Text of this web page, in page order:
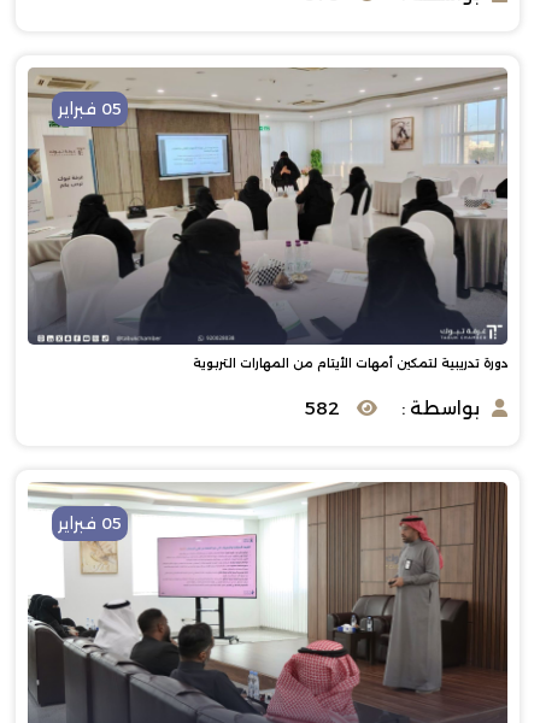
05 فبراير
دورة تدريبية لتمكين أمهات الأيتام من المهارات التربوية
بواسطة : 582
05 فبراير